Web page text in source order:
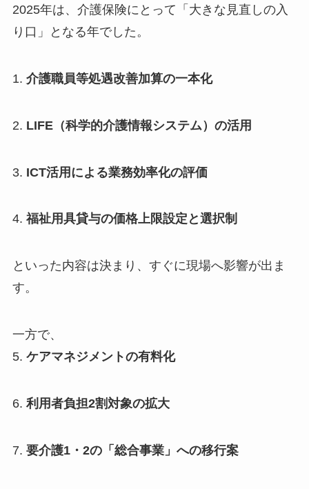
2025年は、介護保険にとって「大きな見直しの入
り口」となる年でした。
1. 介護職員等処遇改善加算の一本化
2. LIFE（科学的介護情報システム）の活用
3. ICT活用による業務効率化の評価
4. 福祉用具貸与の価格上限設定と選択制
といった内容は決まり、すぐに現場へ影響が出ま
す。
一方で、
5. ケアマネジメントの有料化
6. 利用者負担2割対象の拡大
7. 要介護1・2の「総合事業」への移行案